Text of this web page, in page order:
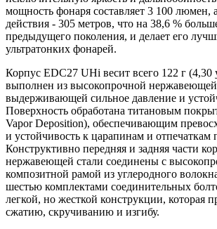
мощность фонаря составляет 3 100 люмен,
действия - 305 метров, что на 38,6 %
предыдущего поколения, и делает его
ультратонких фонарей.
Корпус EDC27 UHi весит всего 122 г (4,30
выполнен из высокопрочной нержавеющей
выдерживающей сильное давление и
Поверхность обработана титановым
Vapor Deposition), обеспечивающим
и устойчивость к царапинам и отпечаткам
Конструктивно передняя и задняя части
нержавеющей стали соединены с
композитной рамой из углеродного
шестью комплектами соединительных
легкой, но жесткой конструкции, которая
сжатию, скручиванию и изгибу.